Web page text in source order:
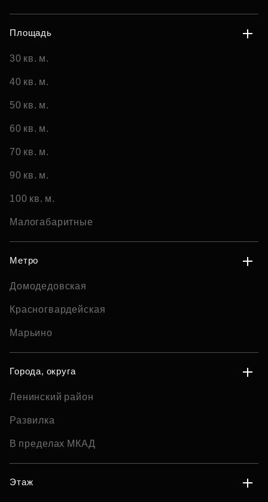
Площадь
30 кв. м.
40 кв. м.
50 кв. м.
60 кв. м.
70 кв. м.
90 кв. м.
100 кв. м.
Малогабаритные
Метро
Домодедовская
Красногвардейская
Марьино
Города, округа
Ленинский район
Развилка
В пределах МКАД
Этаж